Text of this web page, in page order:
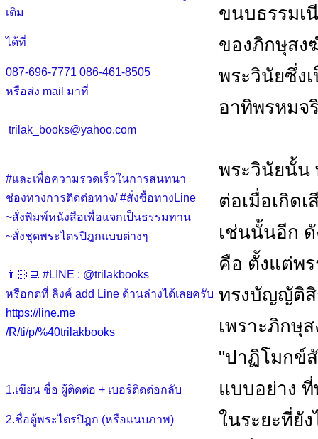
เติม
ได้ที่
087-696-7771 086-461-8505
หรือส่ง mail มาที่
trilak_books@yahoo.com
#และเพื่อความรวดเร็วในการสนทนา
ช่องทางการติดต่อทาง/ #สั่งซื้อทางLine
~สั่งพิมพ์หนังสือเพื่อแจกเป็นธรรมทาน
~สั่งชุดพระไตรปิฎกแบบต่างๆ
👨🏻‍💻 #LINE : @trilakbooks
หรือกดที่ ลิงค์ add Line ด้านล่างได้เลยครับ
https://line.me
/R/ti/p/%40trilakbooks
1.เขียน ชื่อ ผู้ติดต่อ + เบอร์ติดต่อกลับ
2.ชื่อตู้พระไตรปิฎก (หรือแนบภาพ)
ขนบธรรมเ
ของภิกษุส
พระวินัยซึ่ง
อาทิพรหมจ
พระวินัยนั้น
ต่อเมื่อเกิด
เช่นนั้นอีก
คือ ตั้งแต่พร
ทรงบัญญัติ
เพราะภิกษุ
"ปาฏิโมกข์
แบบอย่าง
ในระยะที่ยั